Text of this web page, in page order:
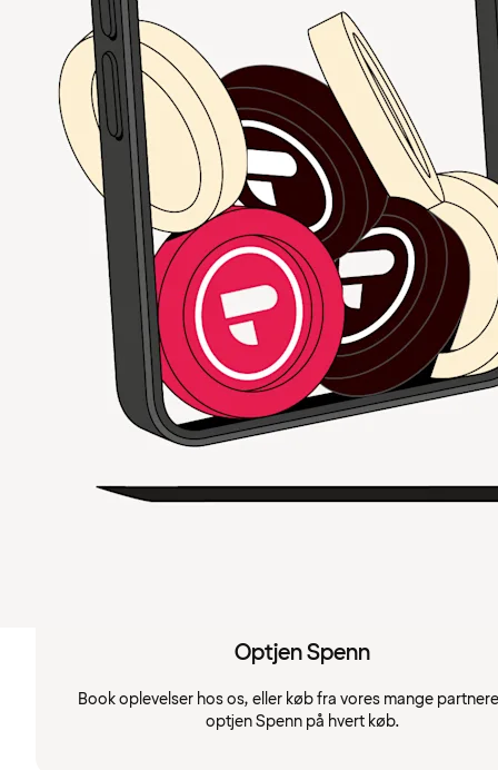
Optjen Spenn
Book oplevelser hos os, eller køb fra vores mange
optjen Spenn på hvert køb.